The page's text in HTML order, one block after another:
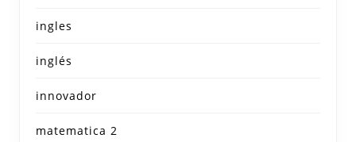
ingles
inglés
innovador
matematica 2